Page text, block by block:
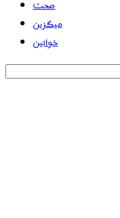
صحت
میگزین
خواتین